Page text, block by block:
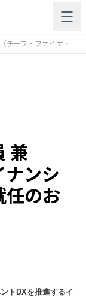
ル・オフィサー）就任のお知らせ
兼
ナンシ
任のお
トDXを推進するイ